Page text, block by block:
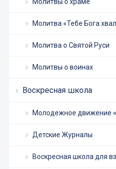
Молитва «Тебе Бога
Молитва о Святой Руси
Молитвы о воинах
Воскресная школа
Молодежное движение
Детские Журналы
Воскресная школа для